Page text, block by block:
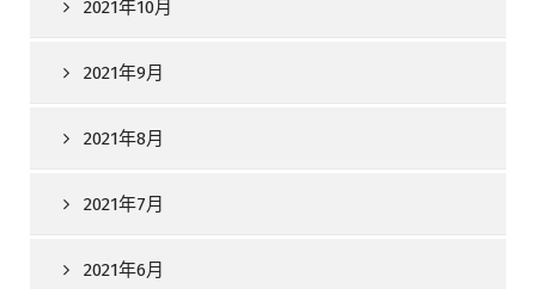
2021年10月
2021年9月
2021年8月
2021年7月
2021年6月